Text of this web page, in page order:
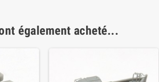
également acheté...